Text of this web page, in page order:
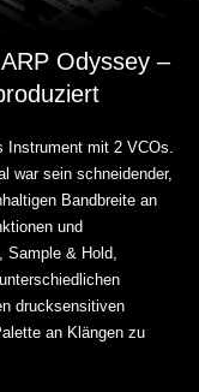
Odyssey –
Instrument mit 2 VCOs.
war sein schneidender,
Bandbreite an
und
& Hold,
drucksensitiven
an Klängen zu